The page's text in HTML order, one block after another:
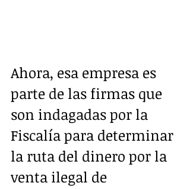
Ahora, esa empresa es
parte de las firmas que
son indagadas por la
Fiscalía para determinar
la ruta del dinero por la
venta ilegal de